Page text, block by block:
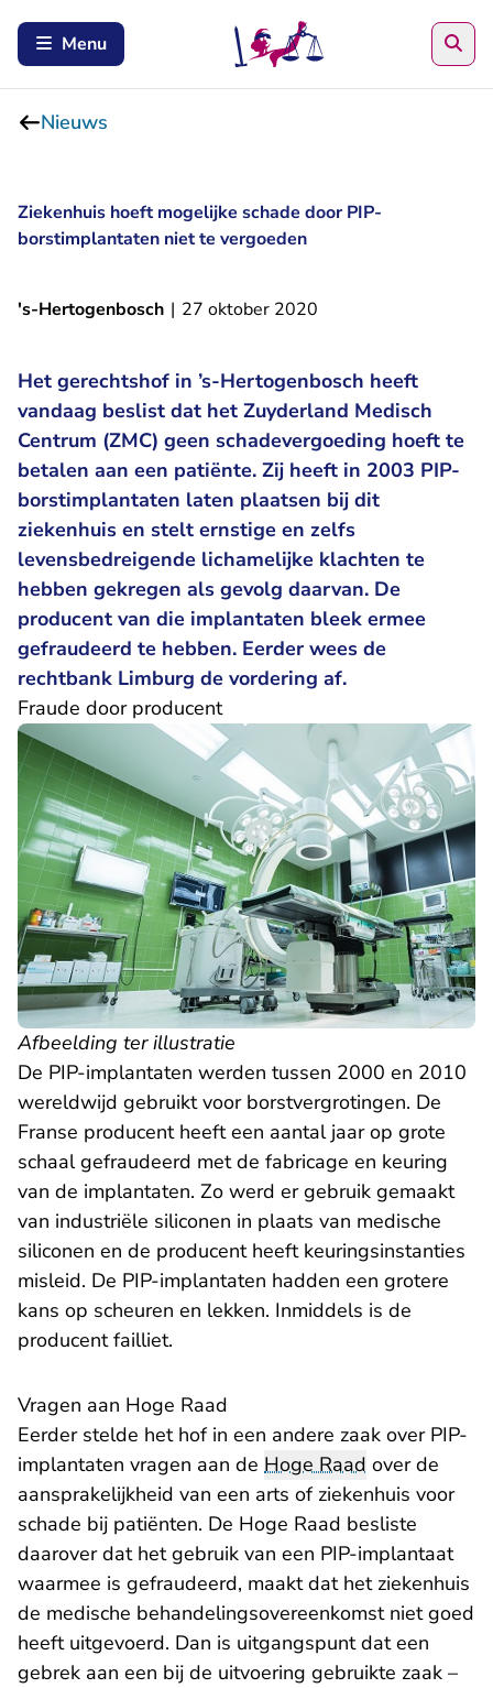
Menu
Nieuws
Ziekenhuis hoeft mogelijke schade door PIP-
borstimplantaten niet te vergoeden
's-Hertogenbosch | 27 oktober 2020
Het gerechtshof in ’s-Hertogenbosch heeft
vandaag beslist dat het Zuyderland Medisch
Centrum (ZMC) geen schadevergoeding hoeft te
betalen aan een patiënte. Zij heeft in 2003 PIP-
borstimplantaten laten plaatsen bij dit
ziekenhuis en stelt ernstige en zelfs
levensbedreigende lichamelijke klachten te
hebben gekregen als gevolg daarvan. De
producent van die implantaten bleek ermee
gefraudeerd te hebben. Eerder wees de
rechtbank Limburg de vordering af.
Fraude door producent
Afbeelding ter illustratie
De PIP-implantaten werden tussen 2000 en 2010
wereldwijd gebruikt voor borstvergrotingen. De
Franse producent heeft een aantal jaar op grote
schaal gefraudeerd met de fabricage en keuring
van de implantaten. Zo werd er gebruik gemaakt
van industriële siliconen in plaats van medische
siliconen en de producent heeft keuringsinstanties
misleid. De PIP-implantaten hadden een grotere
kans op scheuren en lekken. Inmiddels is de
producent failliet.
Vragen aan Hoge Raad
Eerder stelde het hof in een andere zaak over PIP-
implantaten vragen aan de Hoge Raad over de
aansprakelijkheid van een arts of ziekenhuis voor
schade bij patiënten. De Hoge Raad besliste
daarover dat het gebruik van een PIP-implantaat
waarmee is gefraudeerd, maakt dat het ziekenhuis
de medische behandelingsovereenkomst niet goed
heeft uitgevoerd. Dan is uitgangspunt dat een
gebrek aan een bij de uitvoering gebruikte zaak –